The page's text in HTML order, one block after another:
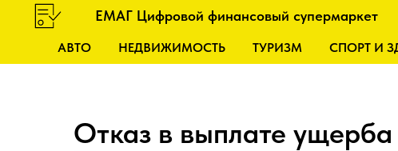
ЕМАГ Цифровой финансовый супермаркет
АВТО НЕДВИЖИМОСТЬ ТУРИЗМ СПОРТ И
Отказ в выплате